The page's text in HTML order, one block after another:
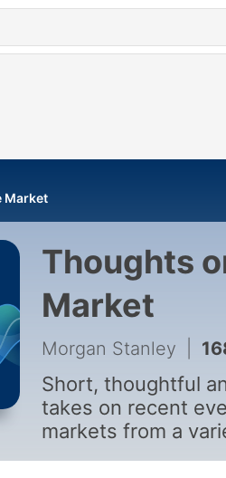
Market
Thoughts
Market
Morgan Stanley 1686 -
Short, thoughtful
takes on recent
markets from a